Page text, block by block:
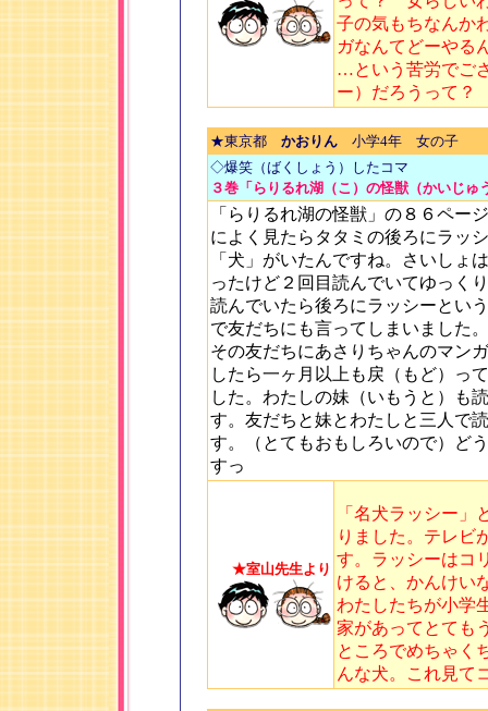
子の気もちなんか
ガなんてどーやる
…という苦労でご
ー）だろうって
★東京都 かおりん 小学4年 女の子
◇爆笑（ばくしょう）したコマ
３巻「らりるれ湖（こ）の怪獣（かいじ
「らりるれ湖の怪獣」の８６ペー
によく見たらタタミの後ろにラッ
「犬」がいたんですね。さいしょ
ったけど２回目読んでいてゆっく
読んでいたら後ろにラッシーとい
で友だちにも言ってしまいました
その友だちにあさりちゃんのマン
したら一ヶ月以上も戻（もど）っ
した。わたしの妹（いもうと）も
す。友だちと妹とわたしと三人で
す。（とてもおもしろいので）
すっ
★室山先生より
「名犬ラッシー
りました。テレビ
す。ラッシーはコ
けると、かんけい
わたしたちが小学
家があってとても
ところでめちゃく
んな犬。これ見て